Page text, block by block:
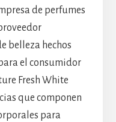
de perfumes
belleza hechos
el consumidor
Fresh White
que componen
para